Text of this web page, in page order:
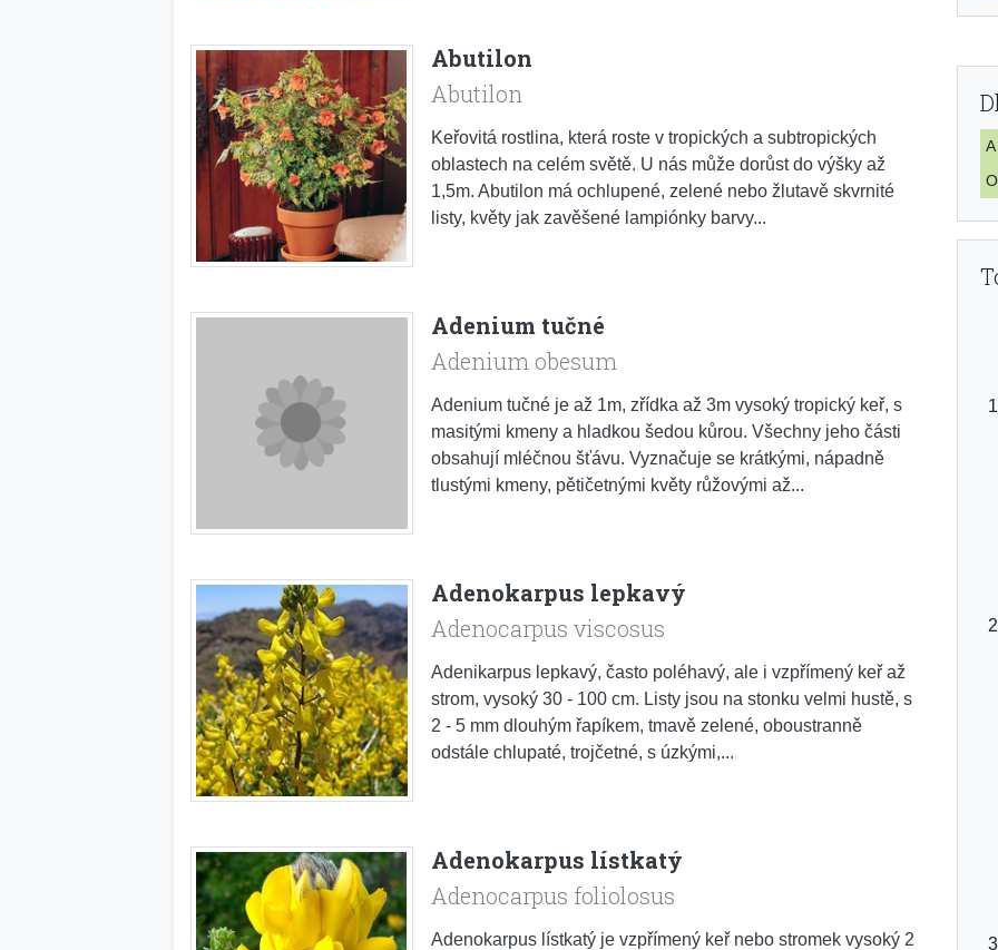
Abutilon
Abutilon
Keřovitá rostlina, která roste v tropických a subtropických
oblastech na celém světě. U nás může dorůst do výšky až
1,5m. Abutilon má ochlupené, zelené nebo žlutavě skvrnité
listy, květy jak zavěšené lampiónky barvy...
Adenium tučné
Adenium obesum
Adenium tučné je až 1m, zřídka až 3m vysoký tropický keř, s
masitými kmeny a hladkou šedou kůrou. Všechny jeho části
obsahují mléčnou šťávu. Vyznačuje se krátkými, nápadně
tlustými kmeny, pětičetnými květy růžovými až...
Adenokarpus lepkavý
Adenocarpus viscosus
Adenikarpus lepkavý, často poléhavý, ale i vzpřímený keř až
strom, vysoký 30 - 100 cm. Listy jsou na stonku velmi hustě, s
2 - 5 mm dlouhým řapíkem, tmavě zelené, oboustranně
odstále chlupaté, trojčetné, s úzkými,...
Adenokarpus lístkatý
Adenocarpus foliolosus
Adenokarpus lístkatý je vzpřímený keř nebo stromek vysoký 2
A
O